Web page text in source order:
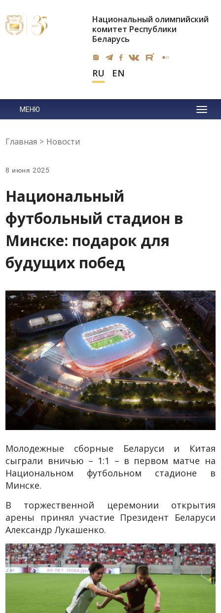
Национальный олимпийский
комитет Республики
Беларусь
RU EN
МЕНЮ
Главная > Новости
Национальный
футбольный стадион в
Минске: подарок для
будущих побед
8 июня 2025
Молодежные сборные Беларуси и Китая
сыграли вничью – 1:1 – в первом матче на
Национальном футбольном стадионе в
Минске.
В торжественной церемонии открытия
арены принял участие Президент Беларуси
Александр Лукашенко.